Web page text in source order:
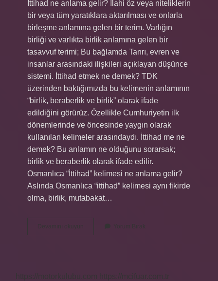
İttihad ne anlama gelir? İlahi öz veya niteliklerin
bir veya tüm yaratıklara aktarılması ve onlarla
birleşme anlamına gelen bir terim. Varlığın
birliği ve varlıkta birlik anlamına gelen bir
tasavvuf terimi; Bu bağlamda Tanrı, evren ve
insanlar arasındaki ilişkileri açıklayan düşünce
sistemi. İttihad etmek ne demek? TDK
üzerinden baktığımızda bu kelimenin anlamının
“birlik, beraberlik ve birlik” olarak ifade
edildiğini görürüz. Özellikle Cumhuriyetin ilk
dönemlerinde ve öncesinde yaygın olarak
kullanılan kelimeler arasındaydı. İttihad me ne
demek? Bu anlamın ne olduğunu sorarsak;
birlik ve beraberlik olarak ifade edilir.
Osmanlıca “İttihad” kelimesi ne anlama gelir?
Aslında Osmanlıca “ittihad” kelimesi aynı fikirde
olma, birlik, mutabakat…
Devamını okuyun
Ne
Yorum Bırak
https://motorkulubu.com
https://mcifuar.com.tr